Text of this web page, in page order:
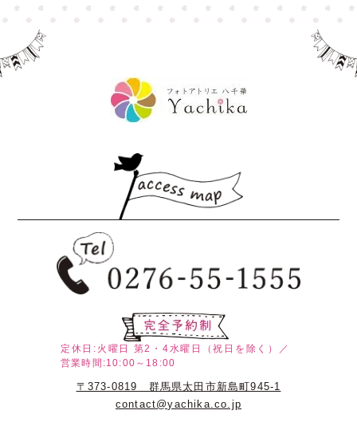
定休日:火曜日
第2・4水曜日（祝日を除く）／
営業時間:10:00～18:00
〒373-0819 群馬県太田市新島町945-1
contact@yachika.co.jp